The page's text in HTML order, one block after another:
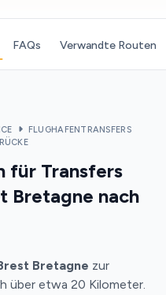
FAQs Verwandte Routen
FLUGHAFENTRANSFERS
für Transfers
Bretagne nach
Bretagne zur
über etwa 20 Kilometer.